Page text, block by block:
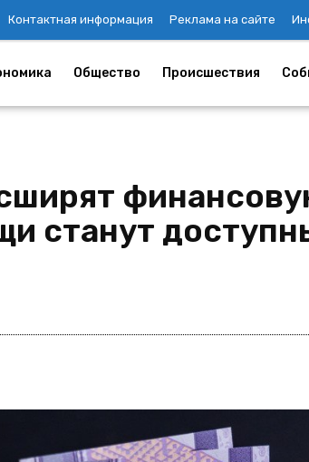
Контактная информация Реклама на сайте
Общество Происшествия
станут